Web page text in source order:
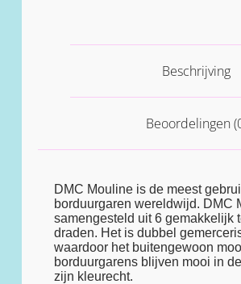
Beschrijving
Beoordelingen
DMC Mouline is de meest
borduurgaren wereldwijd. DMC
samengesteld uit 6 gemakkelijk
draden. Het is dubbel
waardoor het buitengewoon
borduurgarens blijven mooi in
zijn kleurecht.